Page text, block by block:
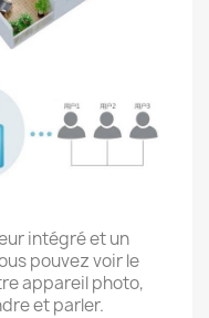
intégré et un
pouvez voir le
appareil photo,
et parler.